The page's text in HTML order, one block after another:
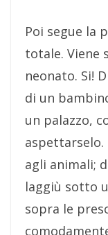
Poi segue la
totale. Viene
neonato. Si!
di un
un palazzo,
aspettarselo.
agli animali;
laggiù sotto
sopra le